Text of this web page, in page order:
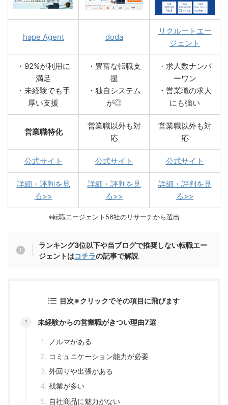
hape Agent doda
リクルートエー
ジェント
・92%が利用に
満足
・未経験でも手
厚い支援
・豊富な転職支
援
・独自システム
が◎
・求人数ナンバ
ーワン
・営業職の求人
にも強い
営業職特化
営業職以外も対
応
営業職以外も対
応
公式サイト 公式サイト 公式サイト
詳細・評判を見
る>>
詳細・評判を見
る>>
詳細・評判を見
る>>
※転職エージェント56社のリサーチから選出
ランキング3位以下や当ブログで推奨しない転職エー
ジェントはコチラの記事で解説
目次※クリックでその項目に飛びます
未経験からの営業職がきつい理由7選
ノルマがある
コミュニケーション能力が必要
外回りや出張がある
残業が多い
自社商品に魅力がない